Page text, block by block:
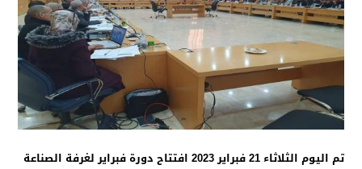
تم اليوم الثلاثاء 21 فبراير 2023 افتتاح دورة فبراير لغرفة الصناعة